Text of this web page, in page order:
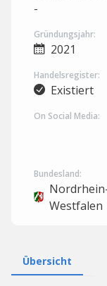
-
Gründungsjahr:
2021
Handelsregister:
Existiert
On Social Media:
Bundesland:
Westfalen
Übersicht